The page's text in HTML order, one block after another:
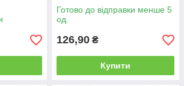
Готово до відправки менше 5
од.
126,90 ₴
Купити